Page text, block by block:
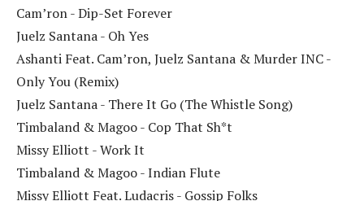
Cam’ron - Dip-Set Forever
Juelz Santana - Oh Yes
Ashanti Feat. Cam’ron, Juelz Santana & Murder INC -
Only You (Remix)
Juelz Santana - There It Go (The Whistle Song)
Timbaland & Magoo - Cop That Sh*t
Missy Elliott - Work It
Timbaland & Magoo - Indian Flute
Missy Elliott Feat. Ludacris - Gossip Folks